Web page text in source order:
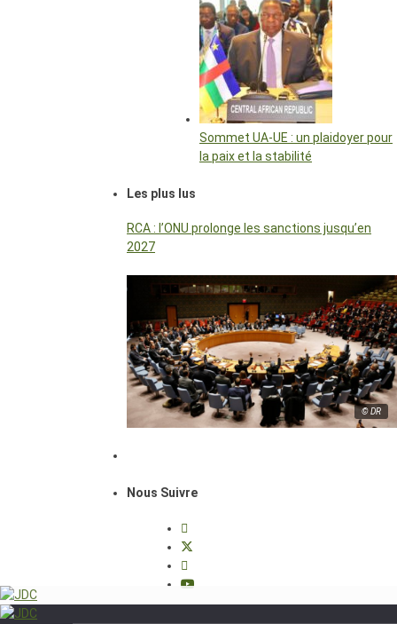
Sommet UA-UE : un plaidoyer pour
la paix et la stabilité
Les plus lus
RCA : l’ONU prolonge les sanctions jusqu’en
2027
© DR
Nous Suivre